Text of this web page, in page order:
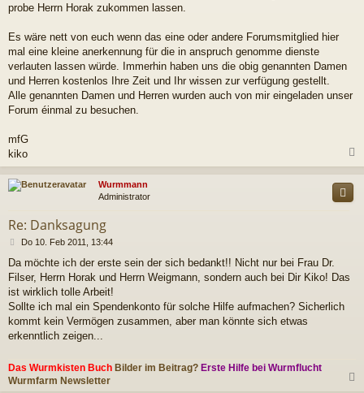
probe Herrn Horak zukommen lassen.
Es wäre nett von euch wenn das eine oder andere Forumsmitglied hier
mal eine kleine anerkennung für die in anspruch genomme dienste
verlauten lassen würde. Immerhin haben uns die obig genannten Damen
und Herren kostenlos Ihre Zeit und Ihr wissen zur verfügung gestellt.
Alle genannten Damen und Herren wurden auch von mir eingeladen unser
Forum éinmal zu besuchen.
mfG
kiko
a
Wurmmann
Administrator
Re: Danksagung
B
i
t
r
a
Do 10. Feb 2011, 13:44
Da möchte ich der erste sein der sich bedankt!! Nicht nur bei Frau Dr.
Filser, Herrn Horak und Herrn Weigmann, sondern auch bei Dir Kiko! Das
ist wirklich tolle Arbeit!
Sollte ich mal ein Spendenkonto für solche Hilfe aufmachen? Sicherlich
kommt kein Vermögen zusammen, aber man könnte sich etwas
erkenntlich zeigen...
Das Wurmkisten Buch Bilder im Beitrag? Erste Hilfe bei Wurmflucht
Wurmfarm Newsletter